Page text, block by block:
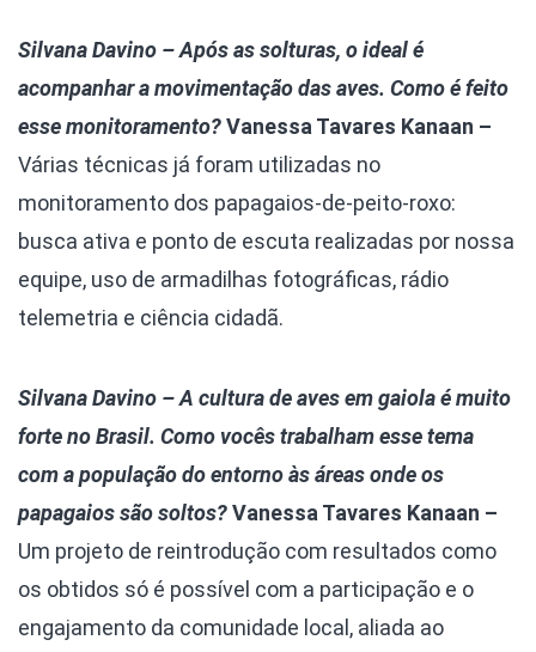
Silvana Davino – Após as solturas, o ideal é
acompanhar a movimentação das aves. Como é feito
esse monitoramento?Vanessa Tavares Kanaan –
Várias técnicas já foram utilizadas no
monitoramento dos papagaios-de-peito-roxo:
busca ativa e ponto de escuta realizadas por nossa
equipe, uso de armadilhas fotográficas, rádio
telemetria e ciência cidadã.
Silvana Davino – A cultura de aves em gaiola é muito
forte no Brasil. Como vocês trabalham esse tema
com a população do entorno às áreas onde os
papagaios são soltos?Vanessa Tavares Kanaan –
Um projeto de reintrodução com resultados como
os obtidos só é possível com a participação e o
engajamento da comunidade local, aliada ao